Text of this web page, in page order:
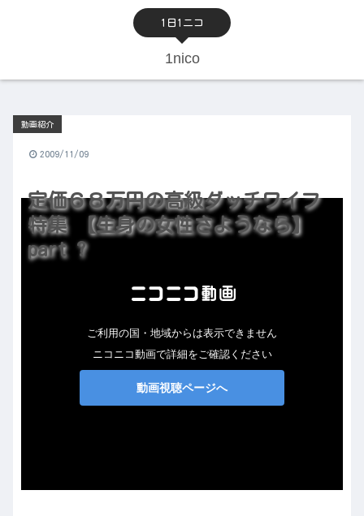
1日1ニコ
1nico
定価６８万円の高級ダッチワイフ
特集 【生身の女性さようなら】
part ?
動画紹介
2009/11/09